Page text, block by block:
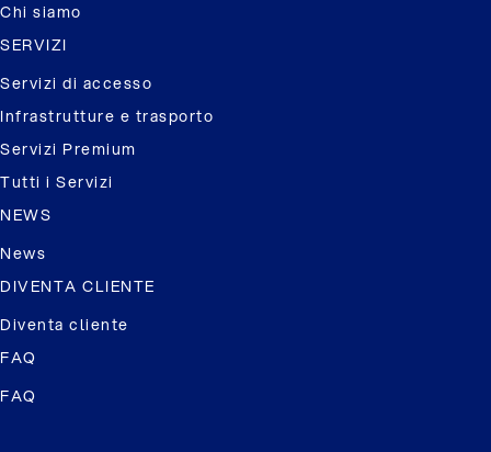
Chi siamo
SERVIZI
Servizi di accesso
Infrastrutture e trasporto
Servizi Premium
Tutti i Servizi
NEWS
News
DIVENTA CLIENTE
Diventa cliente
FAQ
FAQ